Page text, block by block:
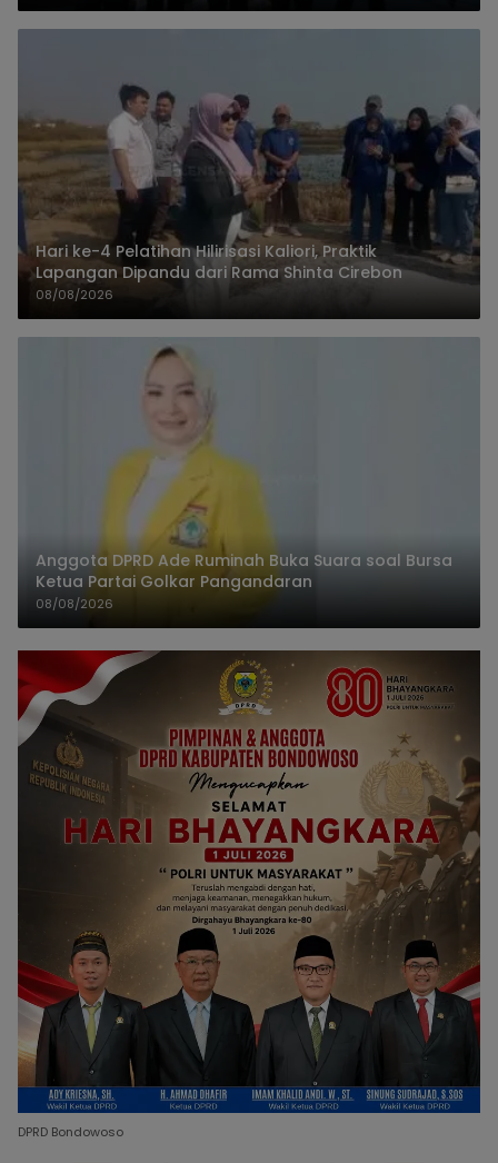
Hari ke-4 Pelatihan Hilirisasi Kaliori, Praktik
Lapangan Dipandu dari Rama Shinta Cirebon
08/08/2026
Anggota DPRD Ade Ruminah Buka Suara soal Bursa
Ketua Partai Golkar Pangandaran
08/08/2026
DPRD Bondowoso